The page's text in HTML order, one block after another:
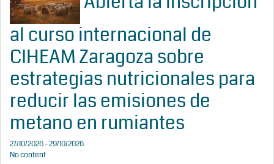
al curso internacional de
CIHEAM Zaragoza sobre
estrategias nutricionales para
reducir las emisiones de
metano en rumiantes
27/10/2026 - 29/10/2026
No content